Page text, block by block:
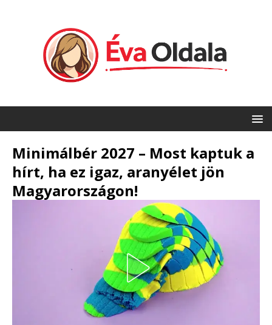
Minimálbér 2027 – Most kaptuk a
hírt, ha ez igaz, aranyélet jön
Magyarországon!